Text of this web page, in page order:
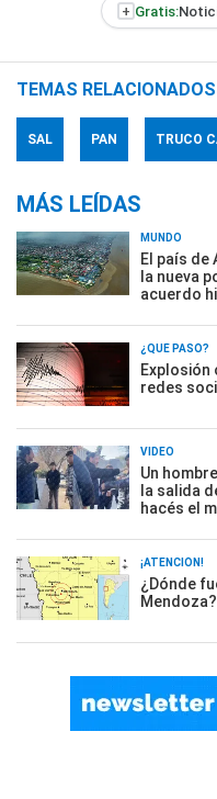
+ Gratis:
TEMAS RELACIONADOS
SAL PAN TRUCO
MÁS LEÍDAS
MUNDO
El país de
la nueva
acuerdo
¿QUÉ PASÓ?
Explosión
redes
VIDEO
Un
la salida
hacés el
¡ATENCIÓN!
¿Dónde
Mendoza?